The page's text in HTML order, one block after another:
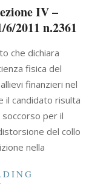
IV –
2011 n.2361
che dichiara
fisica del
finanzieri nel
il candidato risulta
per il
del collo
nella